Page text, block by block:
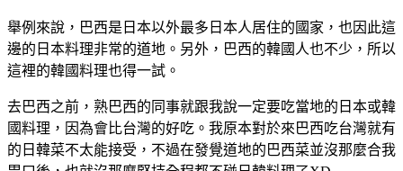
舉例來說，巴西是日本以外最多日本人居住的國家，也因此這
邊的日本料理非常的道地。另外，巴西的韓國人也不少，所以
這裡的韓國料理也得一試。
去巴西之前，熟巴西的同事就跟我說一定要吃當地的日本或韓
國料理，因為會比台灣的好吃。我原本對於來巴西吃台灣就有
的日韓菜不太能接受，不過在發覺道地的巴西菜並沒那麼合我